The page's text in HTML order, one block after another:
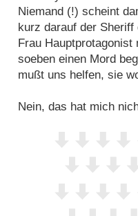
Niemand (!) scheint
kurz darauf der
Frau
soeben einen Mord
mußt uns helfen, sie
Nein, das hat mich